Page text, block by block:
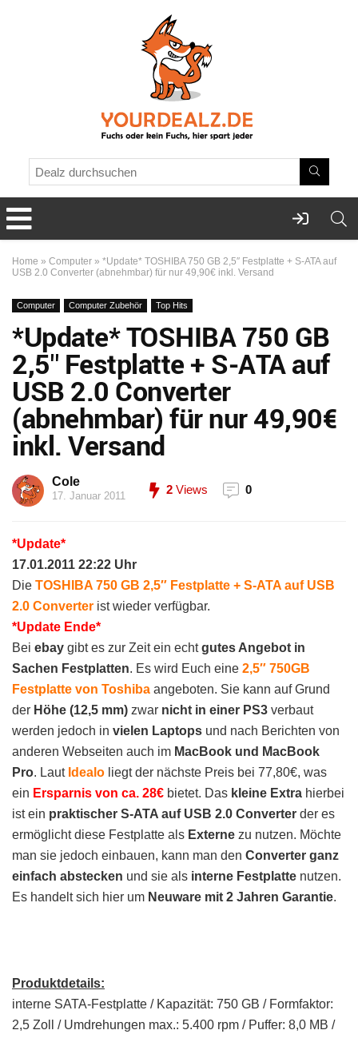
Home » Computer » *Update* TOSHIBA 750 GB 2,5″ Festplatte + S-ATA auf
USB 2.0 Converter (abnehmbar) für nur 49,90€ inkl. Versand
Computer Computer Zubehör Top Hits
*Update* TOSHIBA 750 GB
2,5″ Festplatte + S-ATA auf
USB 2.0 Converter
(abnehmbar) für nur 49,90€
inkl. Versand
Cole
17. Januar 2011 2 Views 0
*Update*
17.01.2011 22:22 Uhr
Die TOSHIBA 750 GB 2,5″ Festplatte + S-ATA auf USB
2.0 Converter ist wieder verfügbar.
*Update Ende*
Bei ebay gibt es zur Zeit ein echtgutes Angebot in
Sachen Festplatten. Es wird Euch eine 2,5″ 750GB
Festplatte von Toshiba angeboten. Sie kann auf Grund
der Höhe (12,5 mm) zwar nicht in einer PS3 verbaut
werden jedoch in vielen Laptops und nach Berichten von
anderen Webseiten auch im MacBook und MacBook
Pro. Laut Idealo liegt der nächste Preis bei 77,80€, was
ein Ersparnis von ca. 28€ bietet. Das kleine Extra hierbei
ist ein praktischer S-ATA auf USB 2.0 Converter der es
ermöglicht diese Festplatte als Externe zu nutzen. Möchte
man sie jedoch einbauen, kann man den Converter ganz
einfach abstecken und sie als interne Festplatte nutzen.
Es handelt sich hier um Neuware mit 2 Jahren Garantie.
Produktdetails:
interne SATA-Festplatte / Kapazität: 750 GB / Formfaktor:
2,5 Zoll / Umdrehungen max.: 5.400 rpm / Puffer: 8,0 MB /